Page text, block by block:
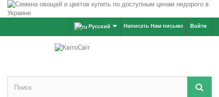
Войти
Написать Нам письмо
Русский